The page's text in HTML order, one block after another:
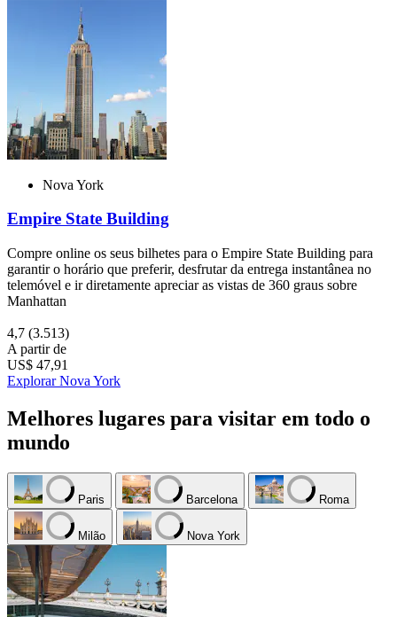
Nova York
Empire State Building
Compre online os seus bilhetes para o Empire State Building para
garantir o horário que preferir, desfrutar da entrega instantânea no
telemóvel e ir diretamente apreciar as vistas de 360 graus sobre
Manhattan
4,7 (3.513)
A partir de
US$ 47,91
Explorar Nova York
Melhores lugares para visitar em todo o
mundo
Paris Barcelona Roma
Milão Nova York